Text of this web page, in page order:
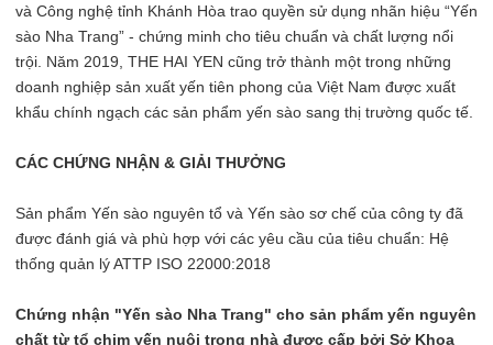
và Công nghệ tỉnh Khánh Hòa trao quyền sử dụng nhãn hiệu “Yến
sào Nha Trang” - chứng minh cho tiêu chuẩn và chất lượng nổi
trội. Năm 2019, THE HAI YEN cũng trở thành một trong những
doanh nghiệp sản xuất yến tiên phong của Việt Nam được xuất
khẩu chính ngạch các sản phẩm yến sào sang thị trường quốc tế.
CÁC CHỨNG NHẬN & GIẢI THƯỞNG
Sản phẩm Yến sào nguyên tổ và Yến sào sơ chế của công ty đã
được đánh giá và phù hợp với các yêu cầu của tiêu chuẩn: Hệ
thống quản lý ATTP ISO 22000:2018
Chứng nhận "Yến sào Nha Trang" cho sản phẩm yến nguyên
chất từ tổ chim yến nuôi trong nhà được cấp bởi Sở Khoa